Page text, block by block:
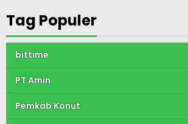
Tag Populer
bittime
PT Amin
Pemkab Konut